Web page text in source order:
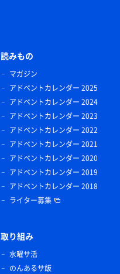
読みもの
マガジン
アドベントカレンダー 2025
アドベントカレンダー 2024
アドベントカレンダー 2023
アドベントカレンダー 2022
アドベントカレンダー 2021
アドベントカレンダー 2020
アドベントカレンダー 2019
アドベントカレンダー 2018
ライター募集
取り組み
水曜サ活
のんあるサ飯